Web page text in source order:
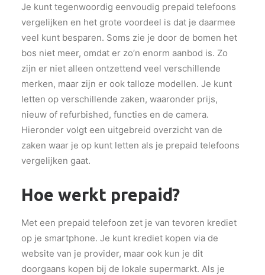
Je kunt tegenwoordig eenvoudig prepaid telefoons
vergelijken en het grote voordeel is dat je daarmee
veel kunt besparen. Soms zie je door de bomen het
bos niet meer, omdat er zo’n enorm aanbod is. Zo
zijn er niet alleen ontzettend veel verschillende
merken, maar zijn er ook talloze modellen. Je kunt
letten op verschillende zaken, waaronder prijs,
nieuw of refurbished, functies en de camera.
Hieronder volgt een uitgebreid overzicht van de
zaken waar je op kunt letten als je prepaid telefoons
vergelijken gaat.
Hoe werkt prepaid?
Met een prepaid telefoon zet je van tevoren krediet
op je smartphone. Je kunt krediet kopen via de
website van je provider, maar ook kun je dit
doorgaans kopen bij de lokale supermarkt. Als je